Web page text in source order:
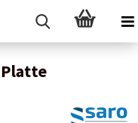
Platte